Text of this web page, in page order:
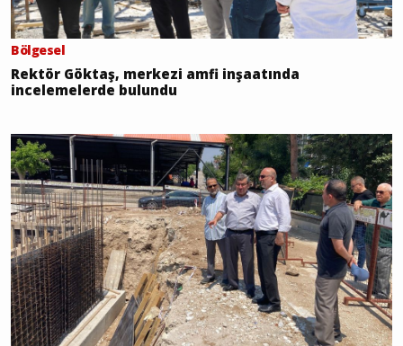
Bölgesel
Rektör Göktaş, merkezi amfi inşaatında
incelemelerde bulundu